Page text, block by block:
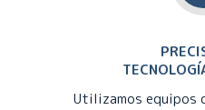
Utilizamos equipos